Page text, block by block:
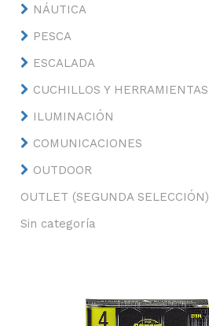
NÁUTICA
PESCA
ESCALADA
CUCHILLOS Y HERRAMIENTAS
ILUMINACIÓN
COMUNICACIONES
OUTDOOR
OUTLET (SEGUNDA SELECCIÓN)
Sin categoría